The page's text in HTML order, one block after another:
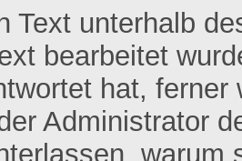
Text unterhalb
bearbeitet
hat,
Administrator
warum